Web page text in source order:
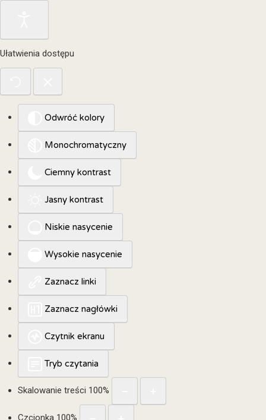
Ułatwienia dostępu
Odwróć kolory
Monochromatyczny
Ciemny kontrast
Jasny kontrast
Niskie nasycenie
Wysokie nasycenie
Zaznacz linki
Zaznacz nagłówki
Czytnik ekranu
Tryb czytania
Skalowanie treści 100%
Czcionka 100%